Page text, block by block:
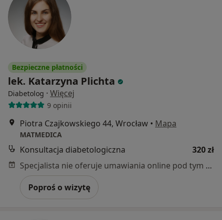
Bezpieczne płatności
lek. Katarzyna Plichta
Diabetolog · Więcej
9 opinii
Piotra Czajkowskiego 44, Wrocław • Mapa
MATMEDICA
Konsultacja diabetologiczna
320 zł
Specjalista nie oferuje umawiania online pod tym adresem.
Poproś o wizytę